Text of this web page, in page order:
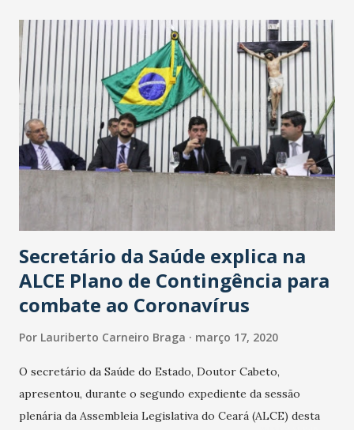
Secretário da Saúde explica na
ALCE Plano de Contingência para
combate ao Coronavírus
Por Lauriberto Carneiro Braga março 17, 2020
O secretário da Saúde do Estado, Doutor Cabeto,
apresentou, durante o segundo expediente da sessão
plenária da Assembleia Legislativa do Ceará (ALCE) desta